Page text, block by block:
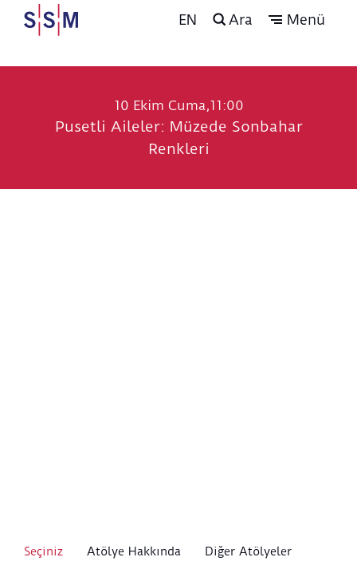
EN Ara Menü
10 Ekim Cuma,11:00
Pusetli Aileler: Müzede Sonbahar
Renkleri
Seçiniz Atölye Hakkında Diğer Atölyeler